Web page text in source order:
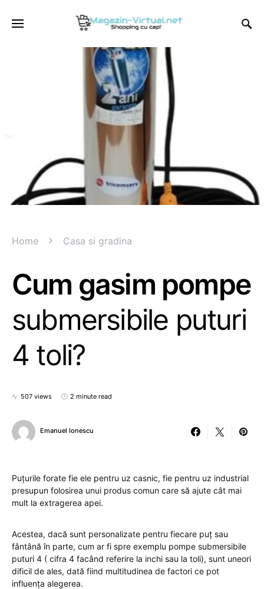
Home Casa si gradina
Cum gasim pompe
submersibile puturi
4 toli?
507 views 2 minute read
Emanuel Ionescu
Puțurile forate fie ele pentru uz casnic, fie pentru uz industrial
presupun folosirea unui produs comun care să ajute cât mai
mult la extragerea apei.
Acestea, dacă sunt personalizate pentru fiecare puț sau
fântână în parte, cum ar fi spre exemplu pompe submersibile
puturi 4 ( cifra 4 facând referire la inchi sau la toli), sunt uneori
dificil de ales, dată fiind multitudinea de factori ce pot
influența alegerea.